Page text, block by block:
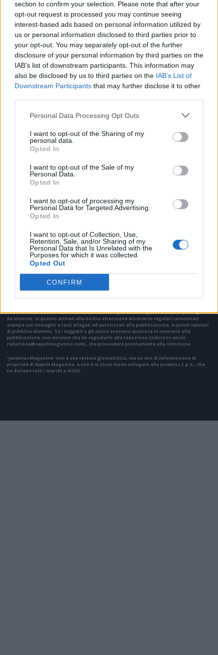
section to confirm your selection. Please note that after your
opt-out request is processed you may continue seeing
interest-based ads based on personal information utilized by
us or personal information disclosed to third parties prior to
your opt-out. You may separately opt-out of the further
disclosure of your personal information by third parties on the
IAB’s list of downstream participants. This information may
also be disclosed by us to third parties on the IAB’s List of
Downstream Participants that may further disclose it to other
Personal Data Processing Opt Outs
I want to opt-out of the Sharing of my
personal data.
Opted In
I want to opt-out of the Sale of my
Personal Data.
Opted In
I want to opt-out of processing my
Personal Data for Targeted Advertising.
Opted In
I want to opt-out of Collection, Use,
Retention, Sale, and/or Sharing of my
Personal Data that Is Unrelated with the
Purposes for which it was collected.
Opted Out
CONFIRM
andando in Champions la società perde soldi ma parlare di vita
o di morte. Sono partite di calcio. Se cambio valutazione sui
miei calciatori? Io ho le idee chiarissime. Ma devo prima di
tutto analizzare me stesso, ho fatto di tutto per provare a
portarli nelle condizioni mentali giuste. Mancanza della punta?
È inutile parlarne. Dovevo riuscire a fare bene questa partita e
le altre per fare benissimo. Ora possiamo dire di aver fatto
bene però poi non siamo lì dive la Juventus e i tifosi meritano".
VAI ALLA VERSIONE CLASSICA
Alcune foto (screenshot) ed articoli presenti su "Juventus Magazine" sono in parte giunti
da internet, in quanto arrivati alla nostra attenzione attraverso regolari comunicati
stampa con immagini e testi allegati ed autorizzati alla pubblicazione, e quindi valutati
di pubblico dominio. Se i soggetti o gli autori avessero qualcosa in contrario alla
pubblicazione, non avranno che da segnalarlo alla redazione (indirizzo email:
redazione@napolimagazine.com), che provvederà prontamente alla rimozione.
"Juventus Magazine" non è una testata giornalistica, ma un sito di informazione di
proprietà di Napoli Magazine, e non è in alcun modo collegato alla Juventus S.p.A., che
ne detiene tutti i marchi e diritti.